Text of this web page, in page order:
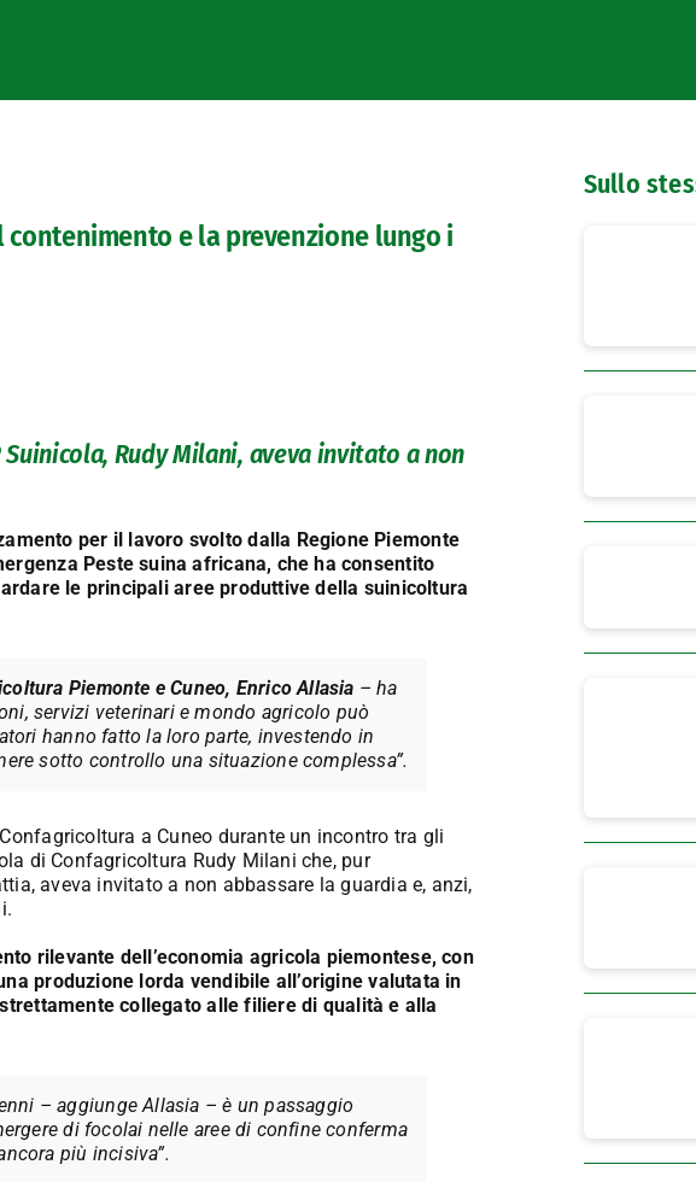
e la prevenzione lungo i
Rudy Milani, aveva invitato a non
per il lavoro svolto dalla Regione Piemonte
Peste suina africana, che ha consentito
le principali aree produttive della suinicoltura
Piemonte e Cuneo, Enrico Allasia – ha
servizi veterinari e mondo agricolo può
hanno fatto la loro parte, investendo in
sotto controllo una situazione complessa”.
a Cuneo durante un incontro tra gli
di Confagricoltura Rudy Milani che, pur
aveva invitato a non abbassare la guardia e, anzi,
rilevante dell’economia agricola piemontese, con
produzione lorda vendibile all’origine valutata in
collegato alle filiere di qualità e alla
– aggiunge Allasia – è un passaggio
di focolai nelle aree di confine conferma
più incisiva”.
Sullo